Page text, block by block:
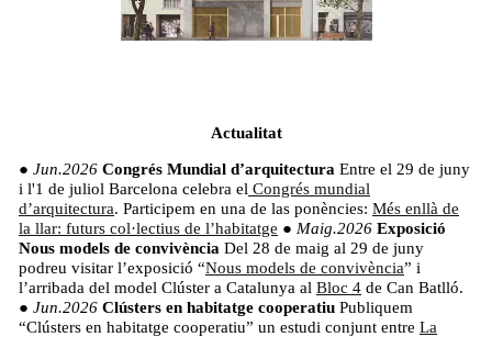
Actualitat
● Jun.2026 Congrés Mundial d’arquitectura Entre el 29 de juny
i l'1 de juliol Barcelona celebra el Congrés mundial
d’arquitectura. Participem en una de las ponències: Més enllà de
la llar: futurs col·lectius de l’habitatge ● Maig.2026 Exposició
Nous models de convivència Del 28 de maig al 29 de juny
podreu visitar l’exposició “Nous models de convivència” i
l’arribada del model Clúster a Catalunya al Bloc 4 de Can Batlló.
● Jun.2026 Clústers en habitatge cooperatiu Publiquem
“Clústers en habitatge cooperatiu” un estudi conjunt entre La